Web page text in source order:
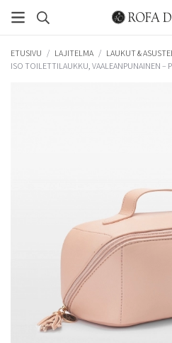
ETUSIVU / LAJITELMA / LAUKUT &
ISO TOILETTILAUKKU, VAALEANPUNAINEN –